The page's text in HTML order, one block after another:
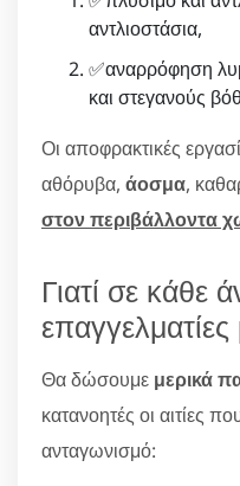
αντλιοστάσια,
✅αναρρόφηση
και στεγανούς
Οι αποφρακτικές
αθόρυβα, άοσμα,
στον περιβάλλοντα
Γιατί σε κάθε
Θα δώσουμε μερικά
κατανοητές οι αιτίες
ανταγωνισμό: